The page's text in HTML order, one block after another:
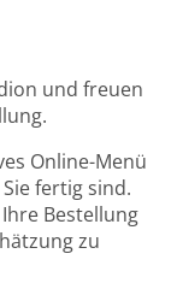
und freuen
Online-Menü
fertig sind.
Bestellung
zu